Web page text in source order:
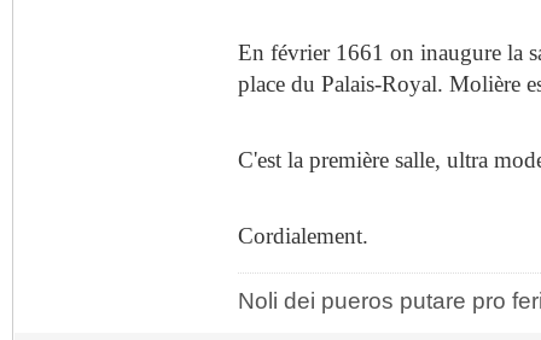
En février 1661 on inaugure la
place du Palais-Royal. Molière
C'est la première salle, ultra
Cordialement.
Noli dei pueros putare pro